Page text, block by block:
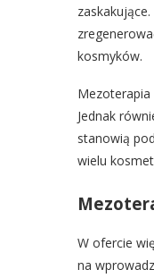
kosmyków.
Mezoterapia
Jednak
stanowią
wielu
W ofercie
na